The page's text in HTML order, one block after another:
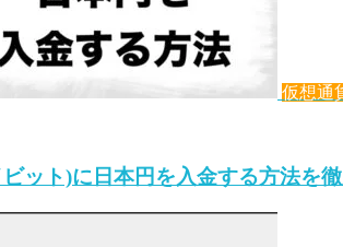
仮想通
ット)に日本円を入金する方法を徹